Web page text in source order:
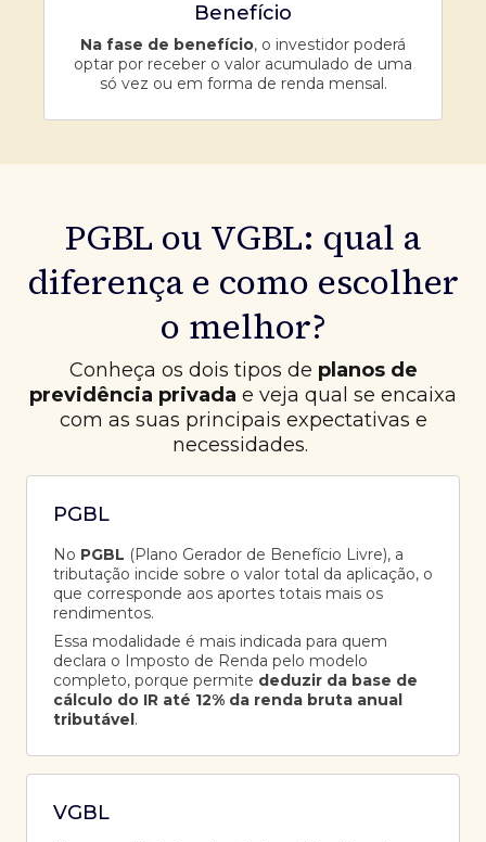
Benefício
Na fase de benefício, o investidor poderá
optar por receber o valor acumulado de uma
só vez ou em forma de renda mensal.
PGBL ou VGBL: qual a
diferença e como escolher
o melhor?
Conheça os dois tipos de planos de
previdência privada e veja qual se encaixa
com as suas principais expectativas e
necessidades.
PGBL
No PGBL (Plano Gerador de Benefício Livre), a
tributação incide sobre o valor total da aplicação, o
que corresponde aos aportes totais mais os
rendimentos.
Essa modalidade é mais indicada para quem
declara o Imposto de Renda pelo modelo
completo, porque permite deduzir da base de
cálculo do IR até 12% da renda bruta anual
tributável.
VGBL